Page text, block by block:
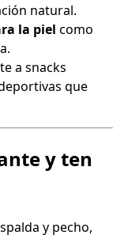
natural.
la piel como
a snacks
que
y ten
y pecho,